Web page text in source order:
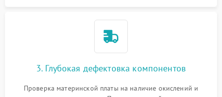
3. Глубокая дефектовка компонентов
Проверка материнской платы на наличие окислений и